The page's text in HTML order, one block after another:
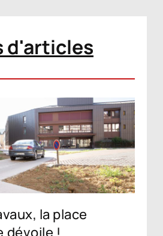
d'articles
la place
dévoile !